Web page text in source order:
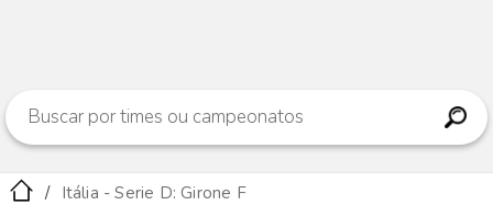
Itália - Serie D: Girone F